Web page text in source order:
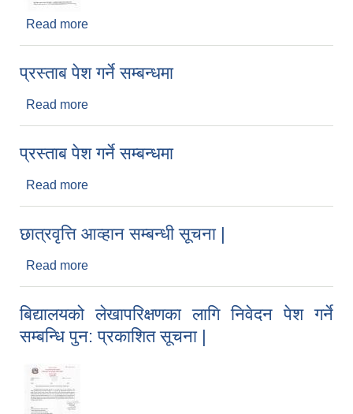
Read more
प्रस्ताब पेश गर्ने सम्बन्धमा
Read more
प्रस्ताब पेश गर्ने सम्बन्धमा
Read more
छात्रवृत्ति आव्हान सम्बन्धी सूचना |
Read more
बिद्यालयको लेखापरिक्षणका लागि निवेदन पेश गर्ने
सम्बन्धि पुन: प्रकाशित सूचना |